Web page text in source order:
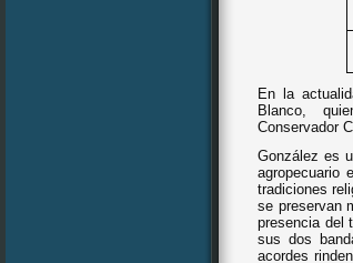
En la
Blanco,
Conservador
González es
agropecuario
tradiciones
se preservan
presencia del
sus dos
acordes